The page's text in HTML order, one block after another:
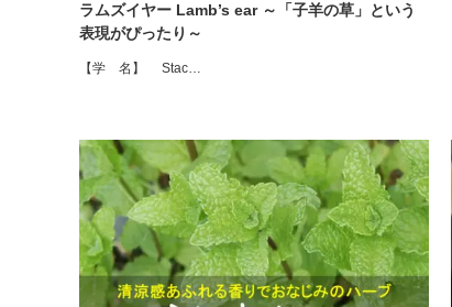
ラムズイヤー Lamb’s ear ～「子羊の草」という
表現がぴったり～
【学 名】 Stac…